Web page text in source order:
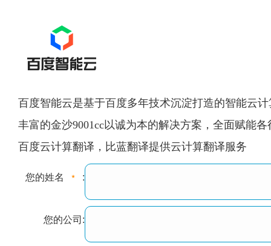
百度智能云是基于百度多年技术沉淀打造的智能云
丰富的金沙9001cc以诚为本的解决方案，全面赋能
百度云计算翻译，比蓝翻译提供云计算翻译服务
您的姓名 :
您的公司: